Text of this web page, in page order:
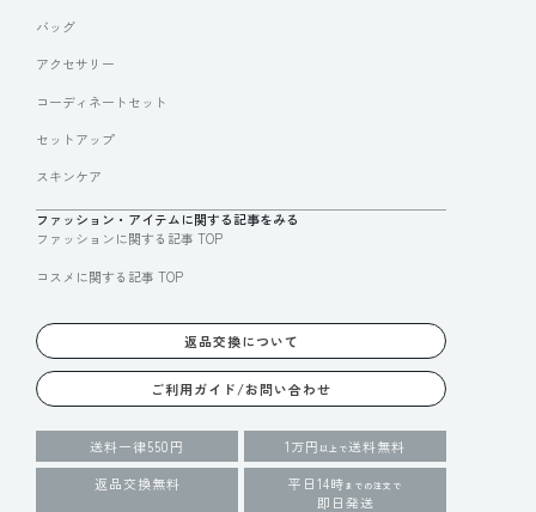
バッグ
アクセサリー
コーディネートセット
セットアップ
スキンケア
ファッション・アイテムに関する記事をみる
ファッションに関する記事 TOP
コスメに関する記事 TOP
返品交換について
ご利用ガイド/お問い合わせ
送料一律550円 1万円 以上で送料無料
返品交換無料
平日14時 までの注文で
即日発送